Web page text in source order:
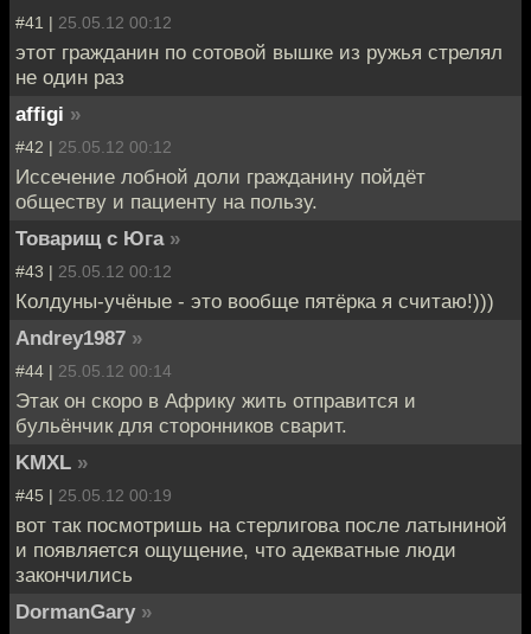
#41 | 25.05.12 00:12
этот гражданин по сотовой вышке из ружья стрелял
не один раз
affigi »
#42 | 25.05.12 00:12
Иссечение лобной доли гражданину пойдёт
обществу и пациенту на пользу.
Товарищ с Юга »
#43 | 25.05.12 00:12
Колдуны-учёные - это вообще пятёрка я считаю!)))
Andrey1987 »
#44 | 25.05.12 00:14
Этак он скоро в Африку жить отправится и
бульёнчик для сторонников сварит.
KMXL »
#45 | 25.05.12 00:19
вот так посмотришь на стерлигова после латыниной
и появляется ощущение, что адекватные люди
закончились
DormanGary »